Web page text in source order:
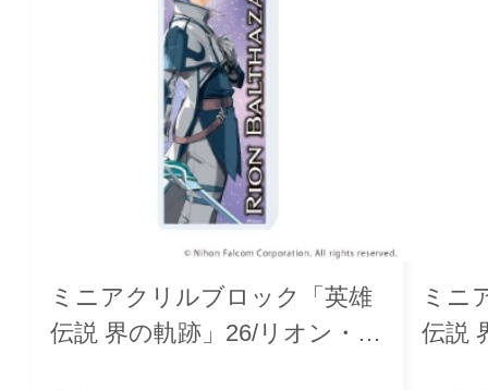
ミニアクリルブロック「英雄
伝説 界の軌跡」26/リオン・バ
ミニ
伝説